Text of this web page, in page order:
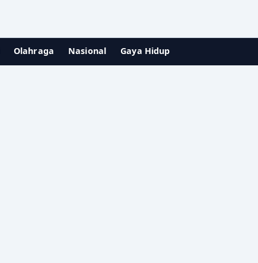
Olahraga Nasional Gaya Hidup